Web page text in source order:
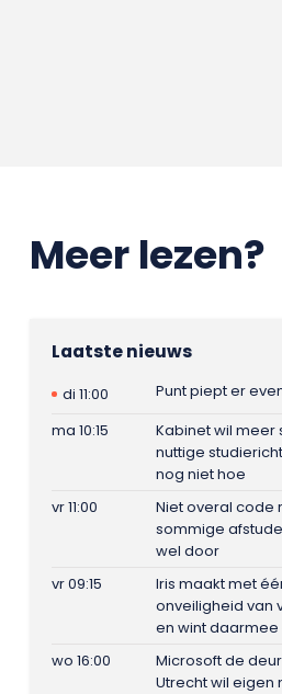
Meer lezen?
Laatste nieuws
di 11:00
Punt piept er
ma 10:15
Kabinet wil meer
nuttige
nog niet hoe
vr 11:00
Niet overal code
sommige
wel door
vr 09:15
Iris maakt met
onveiligheid van
en wint
wo 16:00
Microsoft de
Utrecht wil eigen